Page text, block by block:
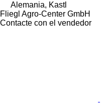
Alemania, Kastl
Fliegl Agro-Center GmbH
Contacte con el vendedor